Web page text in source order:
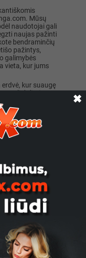
Mūsų
naudotojai gali
naujas pažinti
bendraminčių
pažintys,
galimybės
vieta, kur jums
kur suaugę
gali dalintis
aplinkoje. Čia
troškimus ir
patalpinti
labai paprasta.
tai, kam
vos kelių
Jums
arba
kaip tai
✖